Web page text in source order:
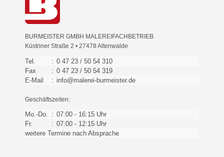
BURMEISTER GMBH MALEREIFACHBETRIEB
Küstriner Straße 2 • 27478 Altenwalde
Tel. : 0 47 23 / 50 54 310
Fax
: 0 47 23 / 50 54 319
E-Mail
: info@malerei-burmeister.de
Geschäftszeiten:
Mo.-Do. : 07:00 - 16:15 Uhr
Fr.
: 07:00 - 12:15 Uhr
weitere Termine nach Absprache